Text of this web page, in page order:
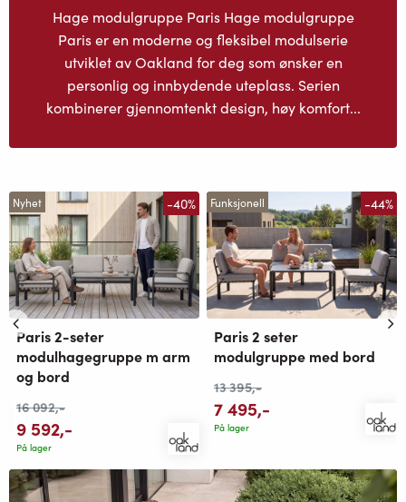
Hage modulgruppe Paris Hage modulgruppe
Paris er en moderne og fleksibel modulserie
utviklet av Oakland for deg som ønsker en
personlig og innbydende uteplass. Serien
kombinerer gjennomtenkt design, høy komfort...
Nyhet -40%
Paris 2-seter
modulhagegruppe m arm
og bord
16 092,-
9 592,-
På lager
Funksjonell -44%
Paris 2 seter
modulgruppe med bord
13 395,-
7 495,-
På lager